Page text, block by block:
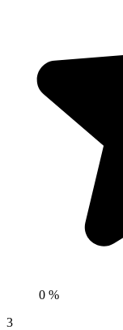
0 %
3